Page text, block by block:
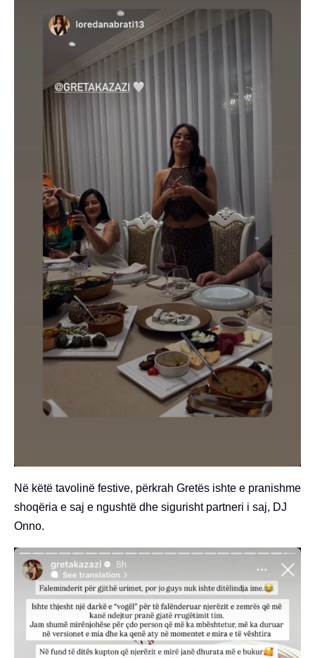
Në këtë tavolinë festive, përkrah Gretës ishte e pranishme
shoqëria e saj e ngushtë dhe sigurisht partneri i saj, DJ
Onno.